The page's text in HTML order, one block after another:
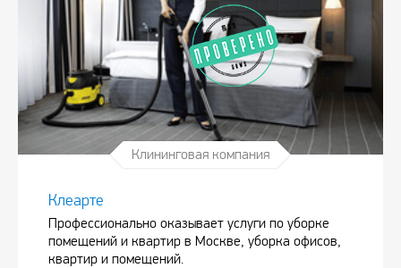
Клининговая компания
Клеарте
Профессионально оказывает услуги по уборке
помещений и квартир в Москве, уборка офисов,
квартир и помещений.